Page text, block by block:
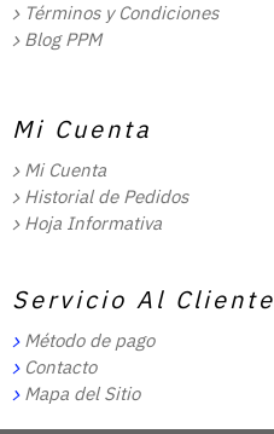
Términos y Condiciones
Blog PPM
Mi Cuenta
Mi Cuenta
Historial de Pedidos
Hoja Informativa
Servicio Al Cliente
Método de pago
Contacto
Mapa del Sitio